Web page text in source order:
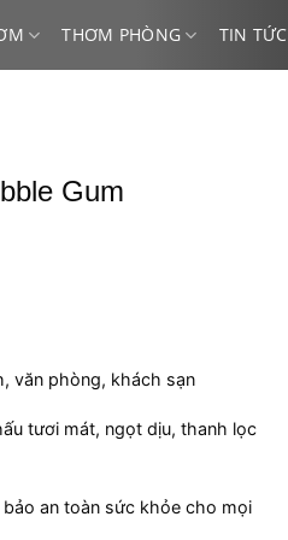
THƠM PHÒNG TIN TỨC
Gum
văn phòng, khách sạn
tươi mát, ngọt dịu, thanh lọc
an toàn sức khỏe cho mọi